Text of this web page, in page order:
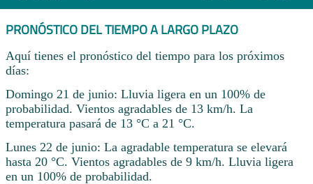
PRONÓSTICO DEL TIEMPO A LARGO PLAZO
Aquí tienes el pronóstico del tiempo para los próximos
días:
Domingo 21 de junio: Lluvia ligera en un 100% de
probabilidad. Vientos agradables de 13 km/h. La
temperatura pasará de 13 °C a 21 °C.
Lunes 22 de junio: La agradable temperatura se elevará
hasta 20 °C. Vientos agradables de 9 km/h. Lluvia ligera
en un 100% de probabilidad.